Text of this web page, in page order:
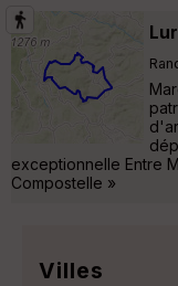
exceptionnelle Entre
Compostelle »
Villes